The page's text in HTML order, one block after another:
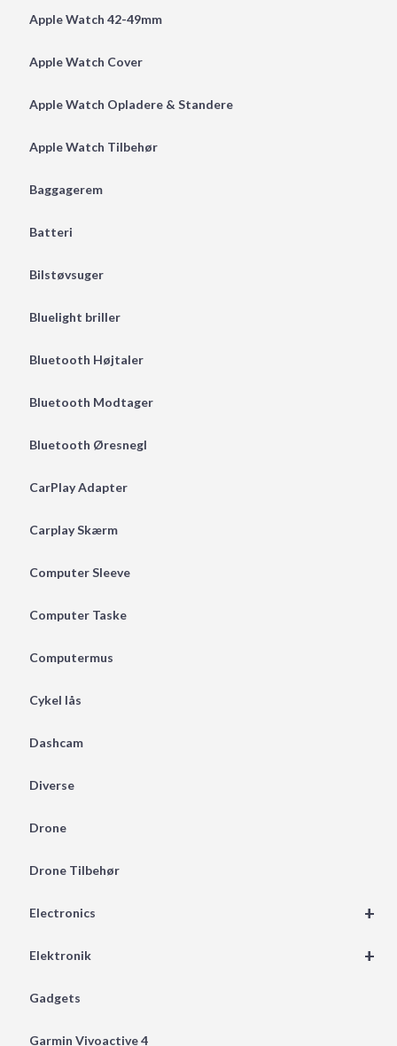
Apple Watch 42-49mm
Apple Watch Cover
Apple Watch Opladere & Standere
Apple Watch Tilbehør
Baggagerem
Batteri
Bilstøvsuger
Bluelight briller
Bluetooth Højtaler
Bluetooth Modtager
Bluetooth Øresnegl
CarPlay Adapter
Carplay Skærm
Computer Sleeve
Computer Taske
Computermus
Cykel lås
Dashcam
Diverse
Drone
Drone Tilbehør
+
Electronics
+
Elektronik
Gadgets
Garmin Vivoactive 4